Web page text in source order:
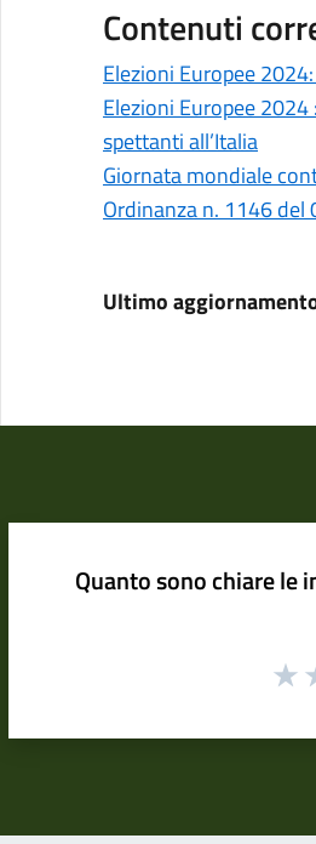
Contenuti
Elezioni Europee
Elezioni Europee
spettanti all’Italia
Giornata mondiale
Ordinanza n. 1146 del
Ultimo
Quanto sono chiare le